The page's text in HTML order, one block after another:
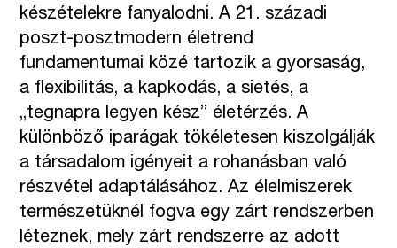
készételekre fanyalodni. A 21. századi
poszt-posztmodern életrend
fundamentumai közé tartozik a gyorsaság,
a flexibilitás, a kapkodás, a sietés, a
„tegnapra legyen kész” életérzés. A
különböző iparágak tökéletesen kiszolgálják
a társadalom igényeit a rohanásban való
részvétel adaptálásához. Az élelmiszerek
természetüknél fogva egy zárt rendszerben
léteznek, mely zárt rendszerre az adott